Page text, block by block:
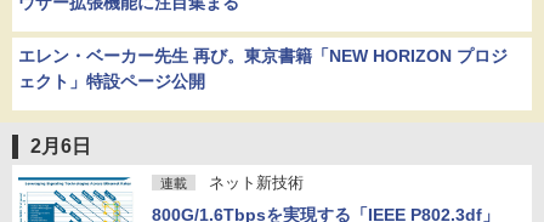
エレン・ベーカー先生 再び。東京書籍「NEW HORIZON プロジ
ェクト」特設ページ公開
2月6日
連載 ネット新技術
800G/1.6Tbpsを実現する「IEEE P802.3df」